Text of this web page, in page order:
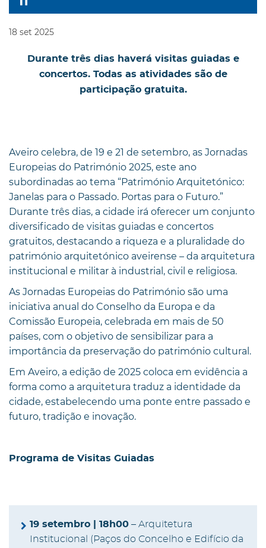
18 set 2025
Durante três dias haverá visitas guiadas e
concertos. Todas as atividades são de
participação gratuita.
Aveiro celebra, de 19 e 21 de setembro, as Jornadas
Europeias do Património 2025, este ano
subordinadas ao tema “Património Arquitetónico:
Janelas para o Passado. Portas para o Futuro.”
Durante três dias, a cidade irá oferecer um conjunto
diversificado de visitas guiadas e concertos
gratuitos, destacando a riqueza e a pluralidade do
património arquitetónico aveirense – da arquitetura
institucional e militar à industrial, civil e religiosa.
As Jornadas Europeias do Património são uma
iniciativa anual do Conselho da Europa e da
Comissão Europeia, celebrada em mais de 50
países, com o objetivo de sensibilizar para a
importância da preservação do património cultural.
Em Aveiro, a edição de 2025 coloca em evidência a
forma como a arquitetura traduz a identidade da
cidade, estabelecendo uma ponte entre passado e
futuro, tradição e inovação.
Programa de Visitas Guiadas
19 setembro | 18h00 – Arquitetura
Institucional (Paços do Concelho e Edifício da